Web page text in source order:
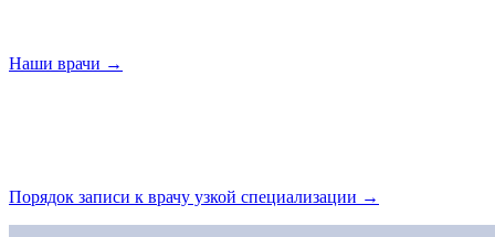
Наши врачи →
Порядок записи к врачу узкой специализации →